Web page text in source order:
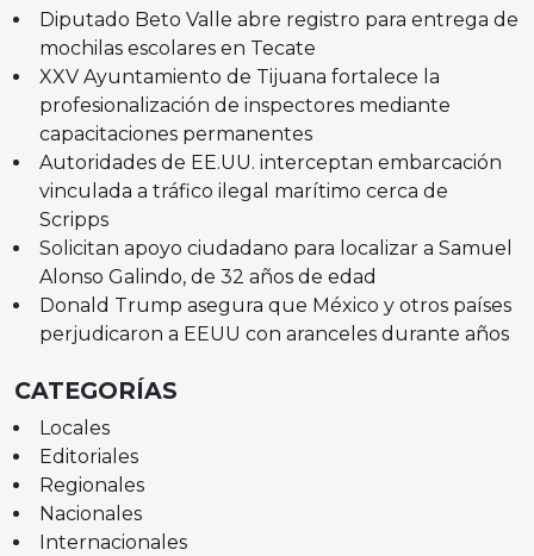
Diputado Beto Valle abre registro para entrega de
mochilas escolares en Tecate
XXV Ayuntamiento de Tijuana fortalece la
profesionalización de inspectores mediante
capacitaciones permanentes
Autoridades de EE.UU. interceptan embarcación
vinculada a tráfico ilegal marítimo cerca de
Scripps
Solicitan apoyo ciudadano para localizar a Samuel
Alonso Galindo, de 32 años de edad
Donald Trump asegura que México y otros países
perjudicaron a EEUU con aranceles durante años
CATEGORÍAS
Locales
Editoriales
Regionales
Nacionales
Internacionales